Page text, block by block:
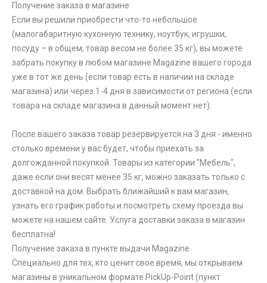
Получение заказа в магазине
Если вы решили приобрести что-то небольшое
(малогабаритную кухонную технику, ноутбук, игрушки,
посуду – в общем, товар весом не более 35 кг), вы можете
забрать покупку в любом магазине Magazine вашего города
уже в тот же день (если товар есть в наличии на складе
магазина) или через 1-4 дня в зависимости от региона (если
товара на складе магазина в данный момент нет).
После вашего заказа товар резервируется на 3 дня - именно
столько времени у вас будет, чтобы приехать за
долгожданной покупкой. Товары из категории "Мебель",
даже если они весят менее 35 кг, можно заказать только с
доставкой на дом. Выбрать ближайший к вам магазин,
узнать его график работы и посмотреть схему проезда вы
можете на нашем сайте. Услуга доставки заказа в магазин
бесплатна!
Получение заказа в пункте выдачи Magazine
Специально для тех, кто ценит свое время, мы открываем
магазины в уникальном формате PickUp-Point (пункт